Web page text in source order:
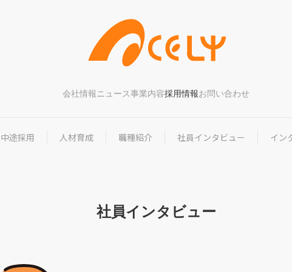
会社情報 ニュース事業内容採用情報お問い合わせ
中途採用 人材育成 職種紹介 社員インタビュー イン
社員インタビュー